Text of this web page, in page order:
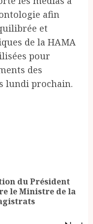
afin
et
de la HAMA
pour
des
lundi prochain.
du Président
le Ministre de la